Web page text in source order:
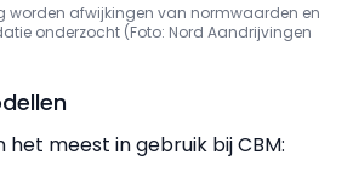
worden afwijkingen van normwaarden en
onderzocht (Foto: Nord Aandrijvingen
het meest in gebruik bij CBM: